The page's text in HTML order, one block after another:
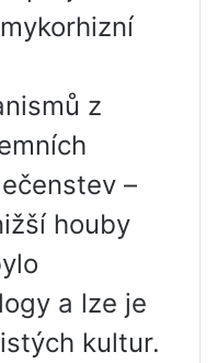
z
–
houby
a lze je
kultur.